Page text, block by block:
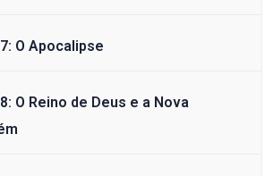
O Apocalipse
O Reino de Deus e a Nova